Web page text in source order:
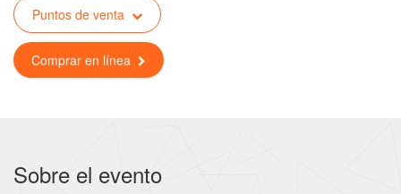
Puntos de venta
Comprar en línea
Sobre el evento